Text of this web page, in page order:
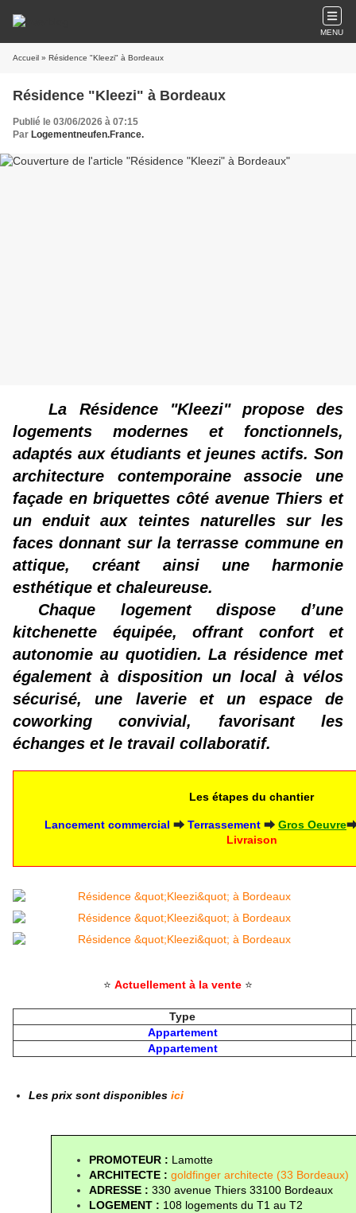
MENU
Accueil » Résidence "Kleezi" à Bordeaux
Résidence "Kleezi" à Bordeaux
Publié le 03/06/2026 à 07:15
Par Logementneufen.France.
La Résidence "Kleezi" propose des
logements modernes et fonctionnels,
adaptés aux étudiants et jeunes actifs. Son
architecture contemporaine associe une
façade en briquettes côté avenue Thiers et
un enduit aux teintes naturelles sur les
faces donnant sur la terrasse commune en
attique, créant ainsi une harmonie
esthétique et chaleureuse.
Chaque logement dispose d’une
kitchenette équipée, offrant confort et
autonomie au quotidien. La résidence met
également à disposition un local à vélos
sécurisé, une laverie et un espace de
coworking convivial, favorisant les
échanges et le travail collaboratif.
Les étapes du chantier
Lancement commercial ⮕ Terrassement ⮕ Gros Oeuvre
Livraison
⭐ Actuellement à la vente ⭐
Type
Appartement
Appartement
Les prix sont disponibles ici
PROMOTEUR : Lamotte
ARCHITECTE : goldfinger architecte (33 Bordeaux)
ADRESSE : 330 avenue Thiers 33100 Bordeaux
LOGEMENT : 108 logements du T1 au T2